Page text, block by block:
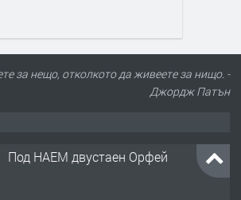
за нещо, отколкото да живеете за нищо. -
Джордж Патън
Под НАЕМ двустаен Орфей